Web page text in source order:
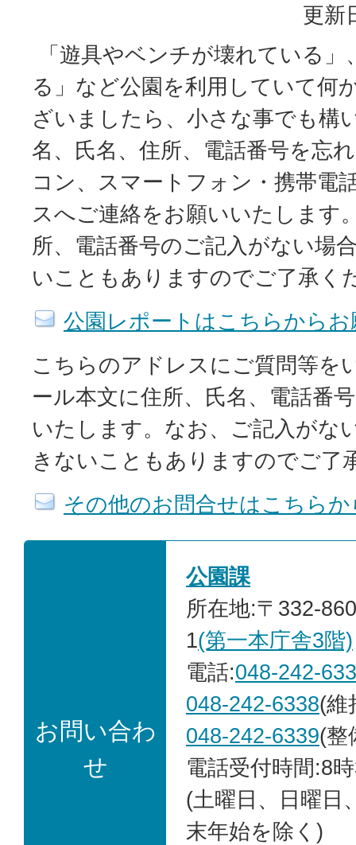
更新
「遊具やベンチが壊れている」
る」など公園を利用していて何
ざいましたら、小さな事でも構
名、氏名、住所、電話番号を忘
コン、スマートフォン・携帯電
スへご連絡をお願いいたします
所、電話番号のご記入がない場
いこともありますのでご了承く
公園レポートはこちらから
こちらのアドレスにご質問等を
ール本文に住所、氏名、電話番
いたします。なお、ご記入がな
きないこともありますのでご了
その他のお問合せはこちら
お問い合わ
せ
公園課
所在地:〒332-
1(第一本庁舎3階)
電話:048-242-
048-242-6338(維
048-242-6339(整
電話受付時間:8
(土曜日、日曜日
末年始を除く)